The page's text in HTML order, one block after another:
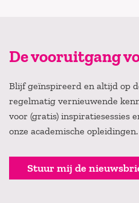
De vooruitgang
Blijf geïnspireerd en altijd op
regelmatig vernieuwende
voor (gratis) inspiratiesessies
onze academische opleidingen.
Stuur mij de